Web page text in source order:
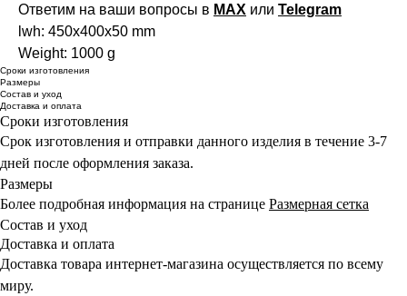
Ответим на ваши вопросы в MAX или Telegram
lwh: 450x400x50 mm
Weight: 1000 g
Сроки изготовления
Размеры
Состав и уход
Доставка и оплата
Сроки изготовления
Срок изготовления и отправки данного изделия в течение 3-7
дней после оформления заказа.
Размеры
Более подробная информация на странице Размерная сетка
Состав и уход
Доставка и оплата
Доставка товара интернет-магазина осуществляется по всему
миру.